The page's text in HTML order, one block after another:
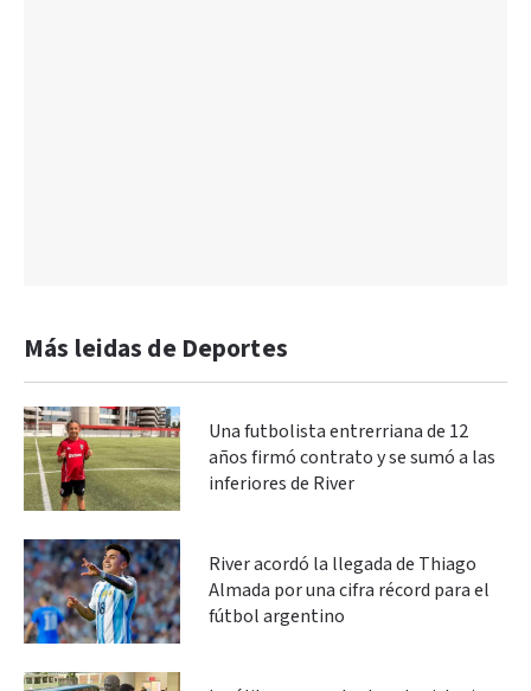
Más leidas de Deportes
Una futbolista entrerriana de 12
años firmó contrato y se sumó a las
inferiores de River
River acordó la llegada de Thiago
Almada por una cifra récord para el
fútbol argentino